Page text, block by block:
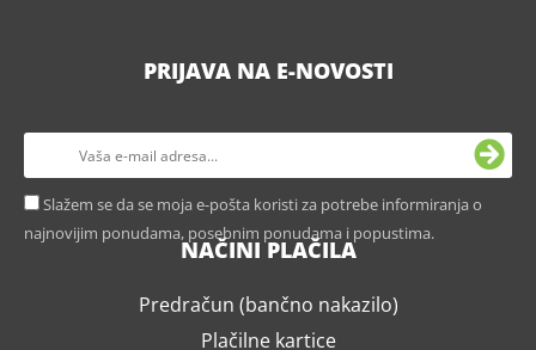
PRIJAVA NA E-NOVOSTI
Slažem se da se moja e-pošta koristi za potrebe informiranja o
najnovijim ponudama, posebnim ponudama i popustima.
NAČINI PLAČILA
Predračun (bančno nakazilo)
Plačilne kartice